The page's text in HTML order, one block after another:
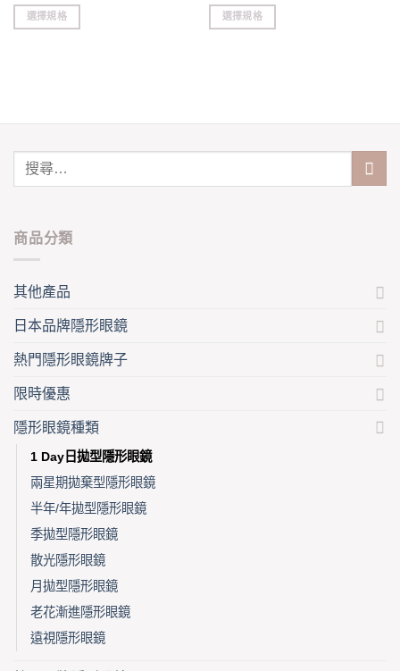
選擇規格
options
may
be
the
product
page
選擇規格
options
be
商品分類
其他產品
日本品牌隱形眼鏡
熱門隱形眼鏡牌子
限時優惠
隱形眼鏡種類
1 Day日拋型隱形眼鏡
兩星期拋棄型隱形眼鏡
半年/年拋型隱形眼鏡
季拋型隱形眼鏡
散光隱形眼鏡
月拋型隱形眼鏡
老花漸進隱形眼鏡
遠視隱形眼鏡